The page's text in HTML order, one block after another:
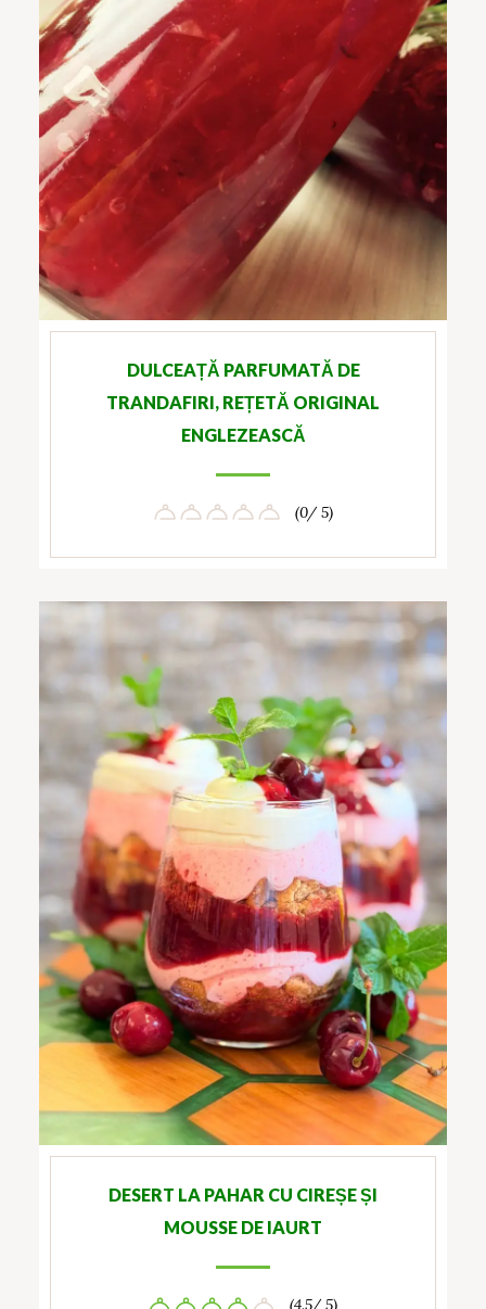
DULCEAȚĂ PARFUMATĂ DE
TRANDAFIRI, REȚETĂ ORIGINAL
ENGLEZEASCĂ
(0/ 5)
DESERT LA PAHAR CU CIREȘE ȘI
MOUSSE DE IAURT
(4.5/ 5)